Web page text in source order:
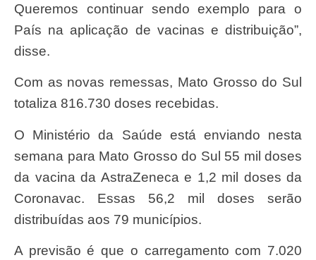
Queremos continuar sendo exemplo para o
País na aplicação de vacinas e distribuição”,
disse.
Com as novas remessas, Mato Grosso do Sul
totaliza 816.730 doses recebidas.
O Ministério da Saúde está enviando nesta
semana para Mato Grosso do Sul 55 mil doses
da vacina da AstraZeneca e 1,2 mil doses da
Coronavac. Essas 56,2 mil doses serão
distribuídas aos 79 municípios.
A previsão é que o carregamento com 7.020